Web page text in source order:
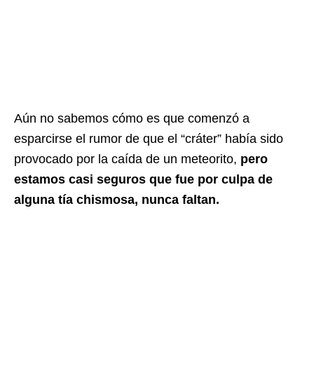
Aún no sabemos cómo es que comenzó a
esparcirse el rumor de que el “cráter” había sido
provocado por la caída de un meteorito, pero
estamos casi seguros que fue por culpa de
alguna tía chismosa, nunca faltan.